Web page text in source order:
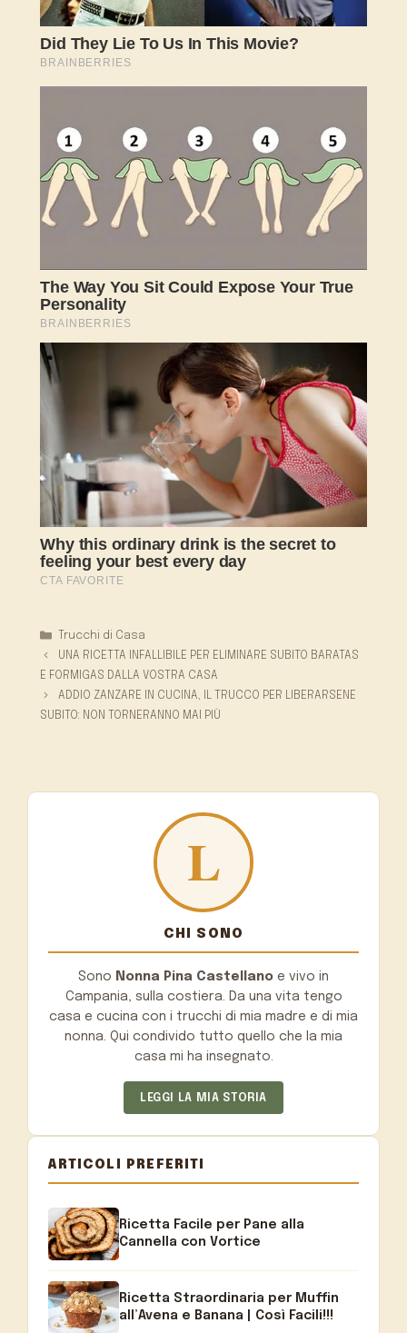
Categorie
Trucchi di Casa
UNA RICETTA INFALLIBILE PER ELIMINARE SUBITO BARATAS
E FORMIGAS DALLA VOSTRA CASA
ADDIO ZANZARE IN CUCINA, IL TRUCCO PER LIBERARSENE
SUBITO: NON TORNERANNO MAI PIÙ
CHI SONO
Sono Nonna Pina Castellano e vivo in
Campania, sulla costiera. Da una vita tengo
casa e cucina con i trucchi di mia madre e di mia
nonna. Qui condivido tutto quello che la mia
casa mi ha insegnato.
LEGGI LA MIA STORIA
ARTICOLI PREFERITI
Ricetta Facile per Pane alla
Cannella con Vortice
Ricetta Straordinaria per Muffin
all’Avena e Banana | Così Facili!!!